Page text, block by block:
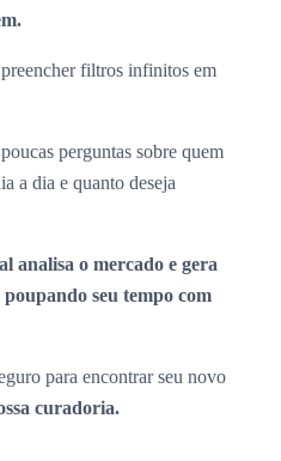
filtros infinitos em
perguntas sobre quem
a dia e quanto deseja
analisa o mercado e gera
seu tempo com
para encontrar seu novo
curadoria.